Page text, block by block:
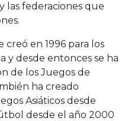
las federaciones que
creó en 1996 para los
y desde entonces se ha
de los Juegos de
ha creado
Asiáticos desde
desde el año 2000